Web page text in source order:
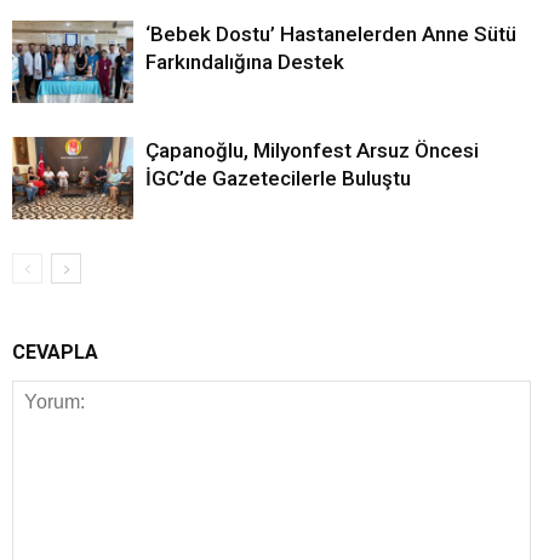
‘Bebek Dostu’ Hastanelerden Anne Sütü
Farkındalığına Destek
Çapanoğlu, Milyonfest Arsuz Öncesi
İGC’de Gazetecilerle Buluştu
CEVAPLA